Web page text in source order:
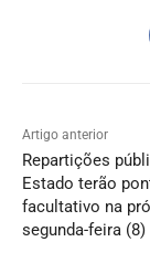
Artigo anterior
Repartições
Estado terão
facultativo na
segunda-feira (8)